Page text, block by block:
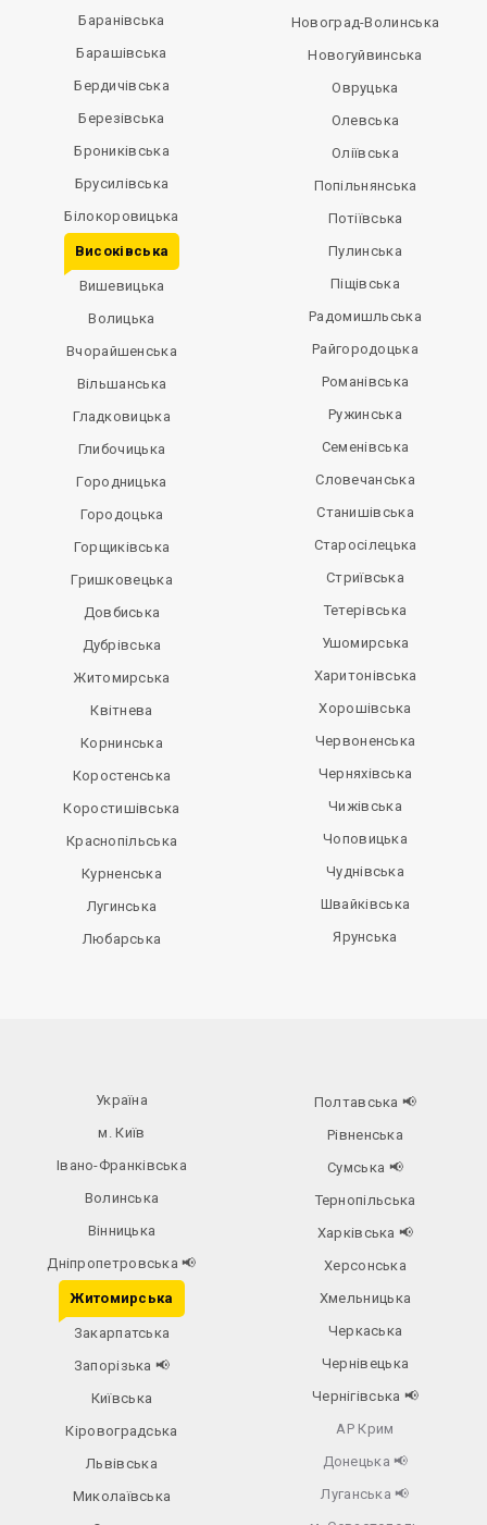
Баранівська
Барашівська
Бердичівська
Березівська
Брониківська
Брусилівська
Білокоровицька
Високівська
Вишевицька
Волицька
Вчорайшенська
Вільшанська
Гладковицька
Глибочицька
Городницька
Городоцька
Горщиківська
Гришковецька
Довбиська
Дубрівська
Житомирська
Квітнева
Корнинська
Коростенська
Коростишівська
Краснопільська
Курненська
Лугинська
Любарська
Новоград-Волинська
Новогуйвинська
Овруцька
Олевська
Оліївська
Попільнянська
Потіївська
Пулинська
Піщівська
Радомишльська
Райгородоцька
Романівська
Ружинська
Семенівська
Словечанська
Станишівська
Старосілецька
Стриївська
Тетерівська
Ушомирська
Харитонівська
Хорошівська
Червоненська
Черняхівська
Чижівська
Чоповицька
Чуднівська
Швайківська
Ярунська
Україна
м. Київ
Івано-Франківська
Волинська
Вінницька
Дніпропетровська📢
Житомирська
Закарпатська
Запорізька 📢
Київська
Кіровоградська
Львівська
Миколаївська
Полтавська 📢
Рівненська
Сумська 📢
Тернопільська
Харківська 📢
Херсонська
Хмельницька
Черкаська
Чернівецька
Чернігівська 📢
АР Крим
Донецька 📢
Луганська 📢